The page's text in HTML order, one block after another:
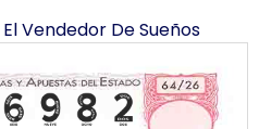
El Vendedor De Sueños